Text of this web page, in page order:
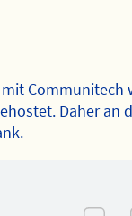
mit Communitech
Daher an